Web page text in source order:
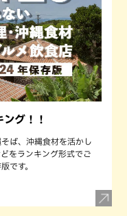
グ！！
ば、沖縄食材を活かし
をランキング形式でご
です。